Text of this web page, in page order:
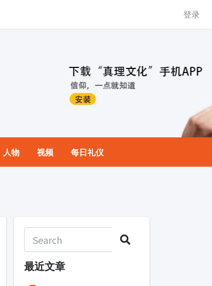
登录
人物 视频 每日礼仪
最近文章